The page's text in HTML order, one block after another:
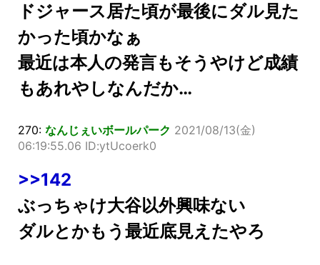
ドジャース居た頃が最後にダル見た
かった頃かなぁ
最近は本人の発言もそうやけど成績
もあれやしなんだか…
270: なんじぇいボールパーク 2021/08/13(金)
06:19:55.06 ID:ytUcoerk0
>>142
ぶっちゃけ大谷以外興味ない
ダルとかもう最近底見えたやろ